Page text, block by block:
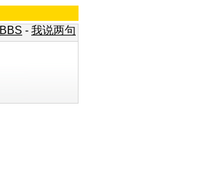
BBS - 我说两句